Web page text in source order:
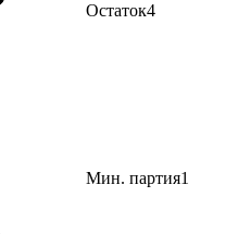
Остаток4
Мин. партия1